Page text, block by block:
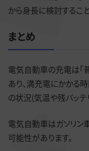
から身長に検討するこ
まとめ
電気自動車の充電は「
あり、満充電にかかる
の状況(気温や残バッテ
電気自動車はガソリン
可能性があります。